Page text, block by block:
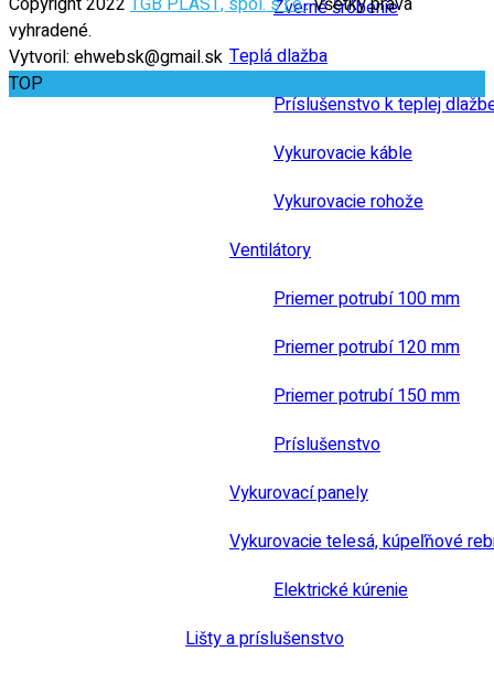
Zverné šróbenie
Teplá dlažba
Príslušenstvo k teplej
Vykurovacie káble
Vykurovacie rohože
Ventilátory
Priemer potrubí 100 mm
Priemer potrubí 120 mm
Priemer potrubí 150 mm
Príslušenstvo
Vykurovací panely
Vykurovacie telesá, kúpeľňové
Elektrické kúrenie
Lišty a príslušenstvo
vyhradené.
Vytvoril: ehwebsk@gmail.sk
TOP